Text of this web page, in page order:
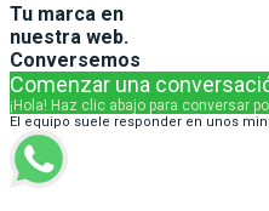
Tu marca en
nuestra web.
Conversemos
Comenzar una
¡Hola! Haz clic abajo para conversar
El equipo suele responder en unos